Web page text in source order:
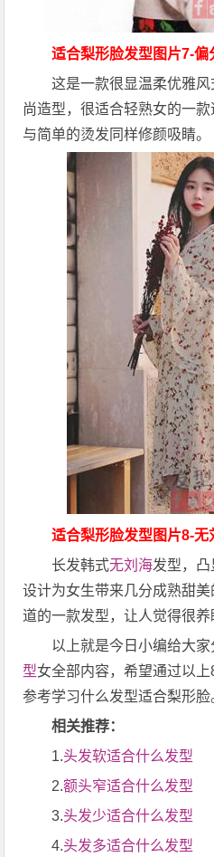
适合梨形脸发型图片7-偏
这是一款很显温柔优雅
尚造型，很适合轻熟女的一
与简单的烫发同样修颜吸睛。
适合梨形脸发型图片8-无
长发韩式无刘海发型，
设计为女生带来几分成熟甜
道的一款发型，让人觉得很养
以上就是今日小编给大
型女全部内容，希望通过以
参考学习什么发型适合梨形脸
相关推荐：
1.头发软适合什么发型
2.额头窄适合什么发型
3.头发少适合什么发型
4.头发多适合什么发型